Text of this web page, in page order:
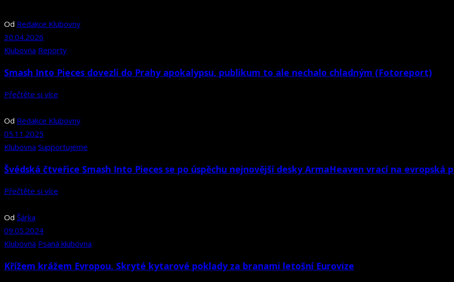
Od Redakce Klubovny
30.04.2026
Klubovna Reporty
Smash Into Pieces dovezli do Prahy apokalypsu, publikum to ale nechalo chladným (Fotoreport)
Přečtěte si více
Od Redakce Klubovny
05.11.2025
Klubovna Supportujeme
Švédská čtveřice Smash Into Pieces se po úspěchu nejnovější desky ArmaHeaven vrací na evropská
Přečtěte si více
Od Šárka
09.05.2024
Klubovna Psaná klubovna
Křížem krážem Evropou. Skryté kytarové poklady za branami letošní Eurovize